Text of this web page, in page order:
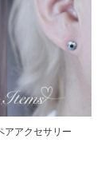
アアクセサリー